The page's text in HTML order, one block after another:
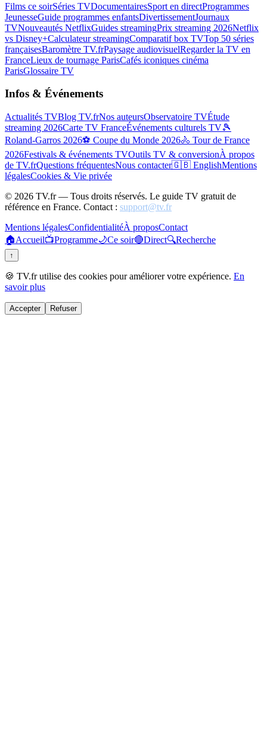
Films ce soirSéries TVDocumentairesSport en directProgrammes
JeunesseGuide programmes enfantsDivertissementJournaux
TVNouveautés NetflixGuides streamingPrix streaming 2026Netflix
vs Disney+Calculateur streamingComparatif box TVTop 50 séries
françaisesBaromètre TV.frPaysage audiovisuelRegarder la TV en
FranceLieux de tournage ParisCafés iconiques cinéma
ParisGlossaire TV
Infos & Événements
Actualités TVBlog TV.frNos auteursObservatoire TVÉtude
streaming 2026Carte TV FranceÉvénements culturels TV🎾
Roland-Garros 2026⚽ Coupe du Monde 2026🚴 Tour de France
2026Festivals & événements TVOutils TV & conversionÀ propos
de TV.frQuestions fréquentesNous contacter🇬🇧 EnglishMentions
légalesCookies & Vie privée
© 2026 TV.fr — Tous droits réservés. Le guide TV gratuit de
référence en France. Contact : support@tv.fr
Mentions légalesConfidentialitéÀ proposContact
🏠Accueil📺Programme🌙Ce soir🔴Direct🔍Recherche
↑
🍪 TV.fr utilise des cookies pour améliorer votre expérience. En
savoir plus
Accepter Refuser